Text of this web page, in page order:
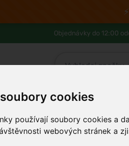
cookies
používají soubory cookies a
webových stránek a
⚡
Objednávky do 12:00
Blog Lexikon
Vlasy